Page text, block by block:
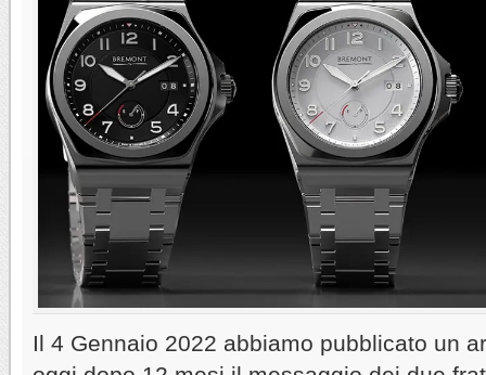
Il 4 Gennaio 2022 abbiamo pubblicato un